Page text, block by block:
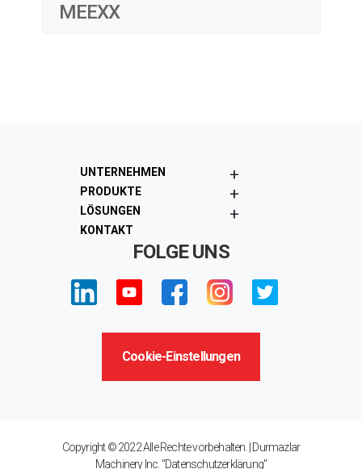
MEEXX
UNTERNEHMEN +
PRODUKTE +
LÖSUNGEN +
KONTAKT
FOLGE UNS
Cookie-Einstellungen
Copyright © 2022 Alle Rechte vorbehalten. | Durmazlar
Machinery Inc. "Datenschutzerklärung"